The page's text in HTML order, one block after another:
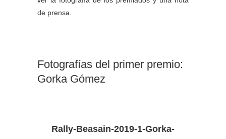
de prensa.
Fotografías del primer premio:
Gorka Gómez
Rally-Beasain-2019-1-Gorka-